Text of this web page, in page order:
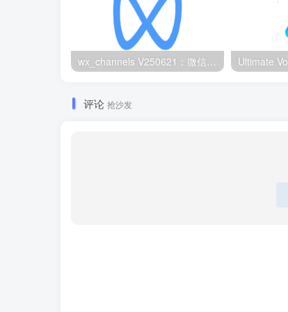
wx_channels V250621：微信视频号下载工具|支持Win/macOS
评论 抢沙发